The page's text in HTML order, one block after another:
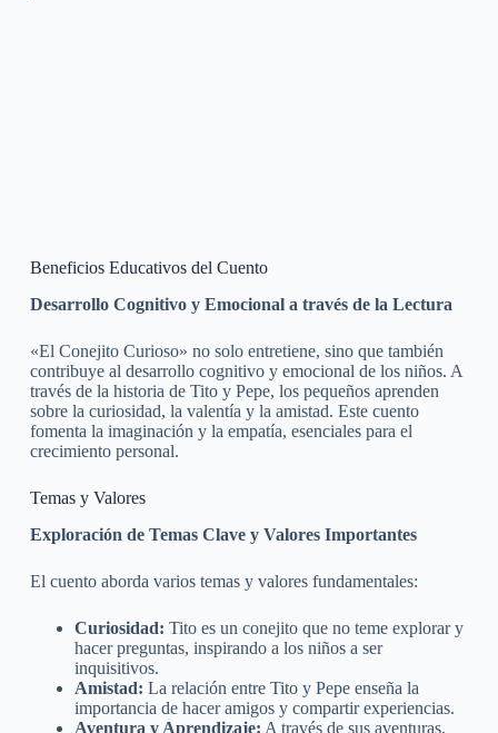
Beneficios Educativos del Cuento
Desarrollo Cognitivo y Emocional a través de la Lectura
«El Conejito Curioso» no solo entretiene, sino que también
contribuye al desarrollo cognitivo y emocional de los niños. A
través de la historia de Tito y Pepe, los pequeños aprenden
sobre la curiosidad, la valentía y la amistad. Este cuento
fomenta la imaginación y la empatía, esenciales para el
crecimiento personal.
Temas y Valores
Exploración de Temas Clave y Valores Importantes
El cuento aborda varios temas y valores fundamentales:
Curiosidad: Tito es un conejito que no teme explorar y
hacer preguntas, inspirando a los niños a ser
inquisitivos.
Amistad: La relación entre Tito y Pepe enseña la
importancia de hacer amigos y compartir experiencias.
Aventura y Aprendizaje: A través de sus aventuras,